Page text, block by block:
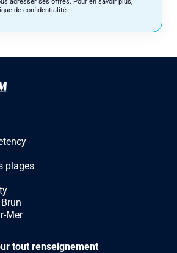
de confidentialité.
plages
Mer
tout renseignement